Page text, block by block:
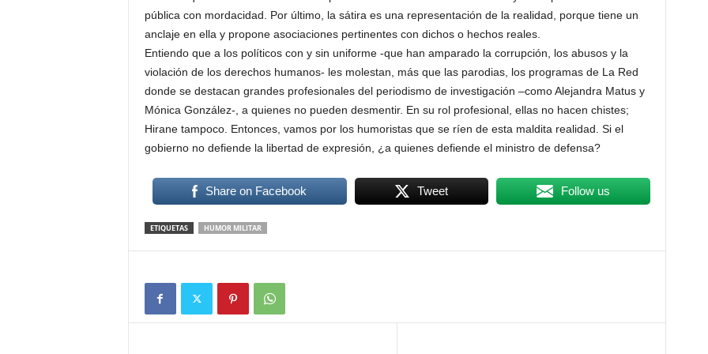
pública con mordacidad. Por último, la sátira es una representación de la realidad, porque tiene un
anclaje en ella y propone asociaciones pertinentes con dichos o hechos reales.
Entiendo que a los políticos con y sin uniforme -que han amparado la corrupción, los abusos y la
violación de los derechos humanos- les molestan, más que las parodias, los programas de La Red
donde se destacan grandes profesionales del periodismo de investigación –como Alejandra Matus y
Mónica González-, a quienes no pueden desmentir. En su rol profesional, ellas no hacen chistes;
Hirane tampoco. Entonces, vamos por los humoristas que se ríen de esta maldita realidad. Si el
gobierno no defiende la libertad de expresión, ¿a quienes defiende el ministro de defensa?
Share on Facebook Tweet Follow us
ETIQUETAS HUMOR MILITAR